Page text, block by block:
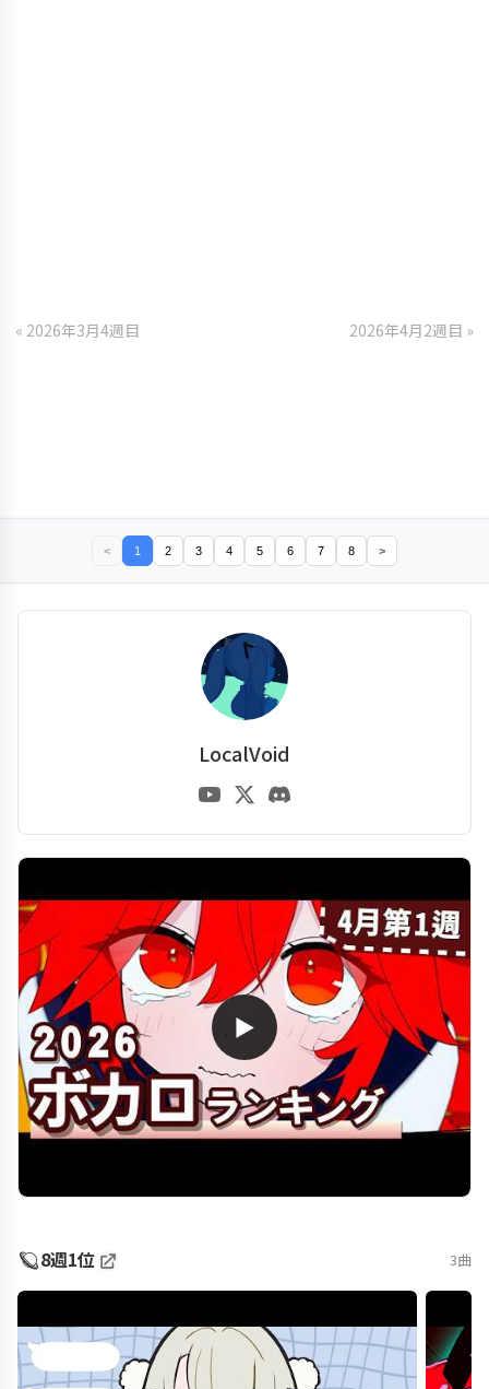
« 2026年3月4週目 2026年4月2週目 »
< 1 2 3 4 5 6 7 8 >
LocalVoid
▶
🪐8週1位 3曲